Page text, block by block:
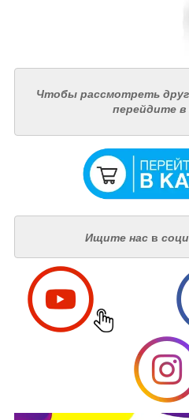
Чтобы рассмотреть
перейдите в
Ищите насв